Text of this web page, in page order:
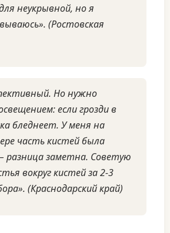
неукрывной, но я
(Ростовская
Но нужно
если грозди в
бледнеет. У меня на
часть кистей была
разница заметна. Советую
вокруг кистей за 2-3
(Краснодарский край)